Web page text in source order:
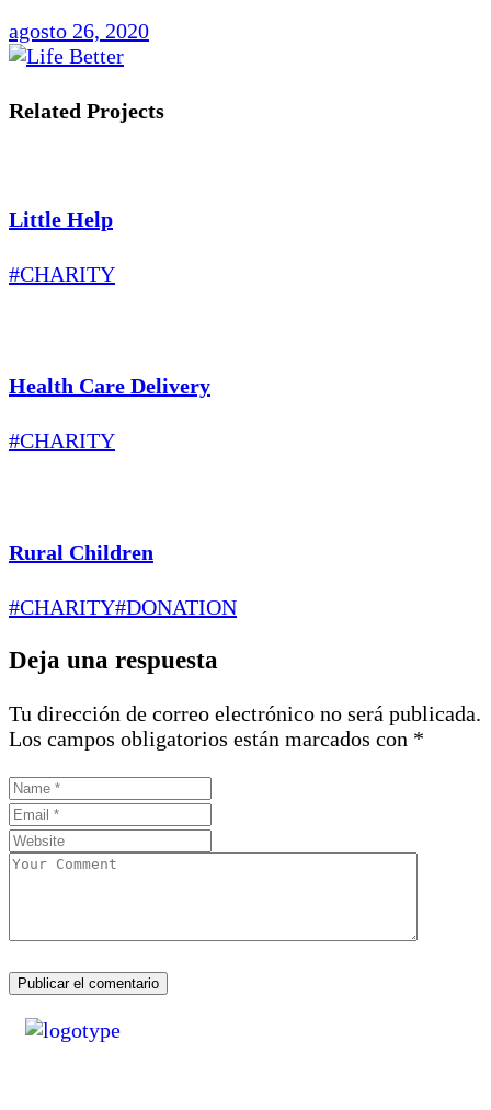
agosto 26, 2020
Related Projects
Little Help
#CHARITY
Health Care Delivery
#CHARITY
Rural Children
#CHARITY#DONATION
Deja una respuesta
Tu dirección de correo electrónico no será publicada.
Los campos obligatorios están marcados con *